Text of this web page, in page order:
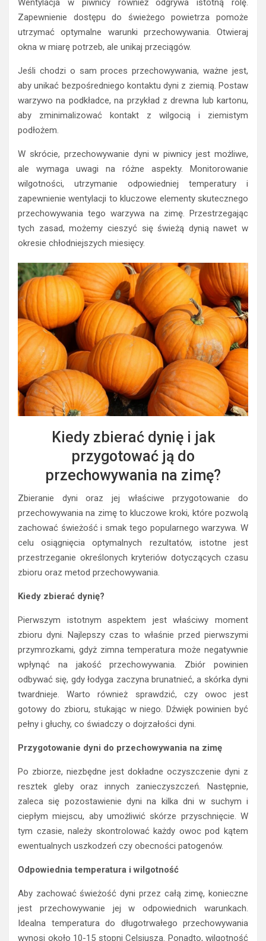
Wentylacja w piwnicy również odgrywa istotną rolę.
Zapewnienie dostępu do świeżego powietrza pomoże
utrzymać optymalne warunki przechowywania. Otwieraj
okna w miarę potrzeb, ale unikaj przeciągów.
Jeśli chodzi o sam proces przechowywania, ważne jest,
aby unikać bezpośredniego kontaktu dyni z ziemią. Postaw
warzywo na podkładce, na przykład z drewna lub kartonu,
aby zminimalizować kontakt z wilgocią i ziemistym
podłożem.
W skrócie, przechowywanie dyni w piwnicy jest możliwe,
ale wymaga uwagi na różne aspekty. Monitorowanie
wilgotności, utrzymanie odpowiedniej temperatury i
zapewnienie wentylacji to kluczowe elementy skutecznego
przechowywania tego warzywa na zimę. Przestrzegając
tych zasad, możemy cieszyć się świeżą dynią nawet w
okresie chłodniejszych miesięcy.
Kiedy zbierać dynię i jak
przygotować ją do
przechowywania na zimę?
Zbieranie dyni oraz jej właściwe przygotowanie do
przechowywania na zimę to kluczowe kroki, które pozwolą
zachować świeżość i smak tego popularnego warzywa. W
celu osiągnięcia optymalnych rezultatów, istotne jest
przestrzeganie określonych kryteriów dotyczących czasu
zbioru oraz metod przechowywania.
Kiedy zbierać dynię?
Pierwszym istotnym aspektem jest właściwy moment
zbioru dyni. Najlepszy czas to właśnie przed pierwszymi
przymrozkami, gdyż zimna temperatura może negatywnie
wpłynąć na jakość przechowywania. Zbiór powinien
odbywać się, gdy łodyga zaczyna brunatnieć, a skórka dyni
twardnieje. Warto również sprawdzić, czy owoc jest
gotowy do zbioru, stukając w niego. Dźwięk powinien być
pełny i głuchy, co świadczy o dojrzałości dyni.
Przygotowanie dyni do przechowywania na zimę
Po zbiorze, niezbędne jest dokładne oczyszczenie dyni z
resztek gleby oraz innych zanieczyszczeń. Następnie,
zaleca się pozostawienie dyni na kilka dni w suchym i
ciepłym miejscu, aby umożliwić skórze przyschnięcie. W
tym czasie, należy skontrolować każdy owoc pod kątem
ewentualnych uszkodzeń czy obecności patogenów.
Odpowiednia temperatura i wilgotność
Aby zachować świeżość dyni przez całą zimę, konieczne
jest przechowywanie jej w odpowiednich warunkach.
Idealna temperatura do długotrwałego przechowywania
wynosi około 10-15 stopni Celsjusza. Ponadto, wilgotność